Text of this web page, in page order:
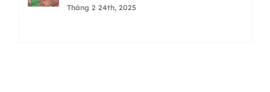
Tháng 2 24th, 2025